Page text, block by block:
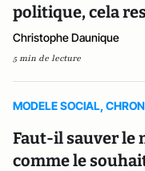
politique, cela
Christophe Daunique
5 min de lecture
MODELE SOCIAL,
Faut-il sauver le
comme le